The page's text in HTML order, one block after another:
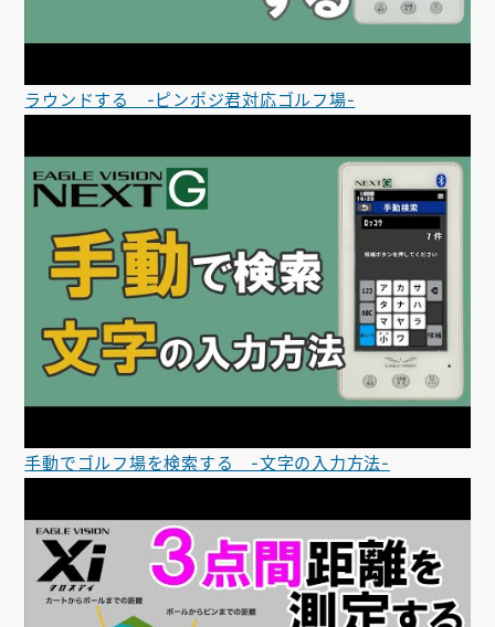
ラウンドする -ピンポジ君対応ゴルフ場-
手動でゴルフ場を検索する -文字の入力方法-